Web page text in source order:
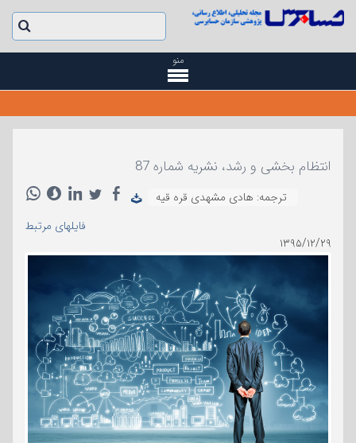
منو
انتظام بخشی و رشد، نشریه شماره 87
ترجمه: هادی مشهدی قره قیه
فایلهای مرتبط
۱۳۹۵/۱۲/۲۹